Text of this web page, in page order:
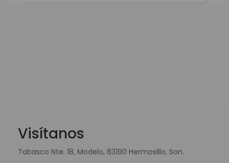
Visítanos
Tabasco Nte. 18, Modelo, 83190 Hermosillo, Son.